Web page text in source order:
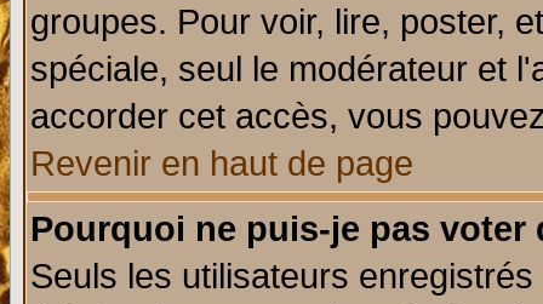
groupes. Pour voir, lire, poster,
spéciale, seul le modérateur et
accorder cet accès, vous
Revenir en haut de page
Pourquoi ne puis-je pas voter
Seuls les utilisateurs